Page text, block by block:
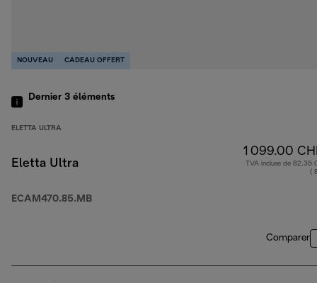
NOUVEAU CADEAU OFFERT
Dernier 3 éléments
ELETTA ULTRA
Eletta Ultra
ECAM470.85.MB
1 099.00
TVA incluse de 82.35
(
Comparer